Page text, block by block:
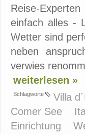
Reise-
einfach alles -
Wetter sind
neben
verwies
weiterlesen »
Schlagworte Villa
Comer See
Einrichtung